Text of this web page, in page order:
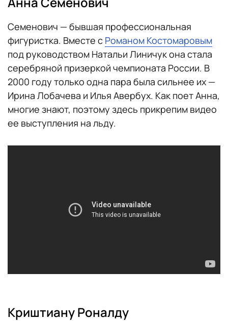
Семенович — бывшая профессиональная
фигуристка. Вместе с Романом Костомаровым
под руководством Натальи Линичук она стала
серебряной призеркой чемпионата России. В
2000 году только одна пара была сильнее их —
Ирина Лобачева и Илья Авербух. Как поет Анна,
многие знают, поэтому здесь прикрепим видео
ее выступления на льду.
Криштиану Роналду